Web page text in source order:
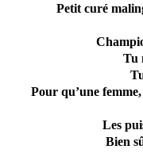
Petit curé
Tu
Pour qu’une
Les
Bien